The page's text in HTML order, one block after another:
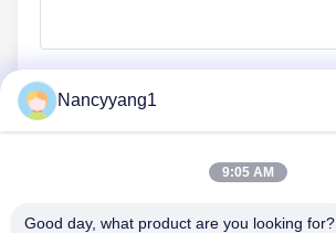
Nancyyang1
9:05 AM
Good day, what product are you looking for?